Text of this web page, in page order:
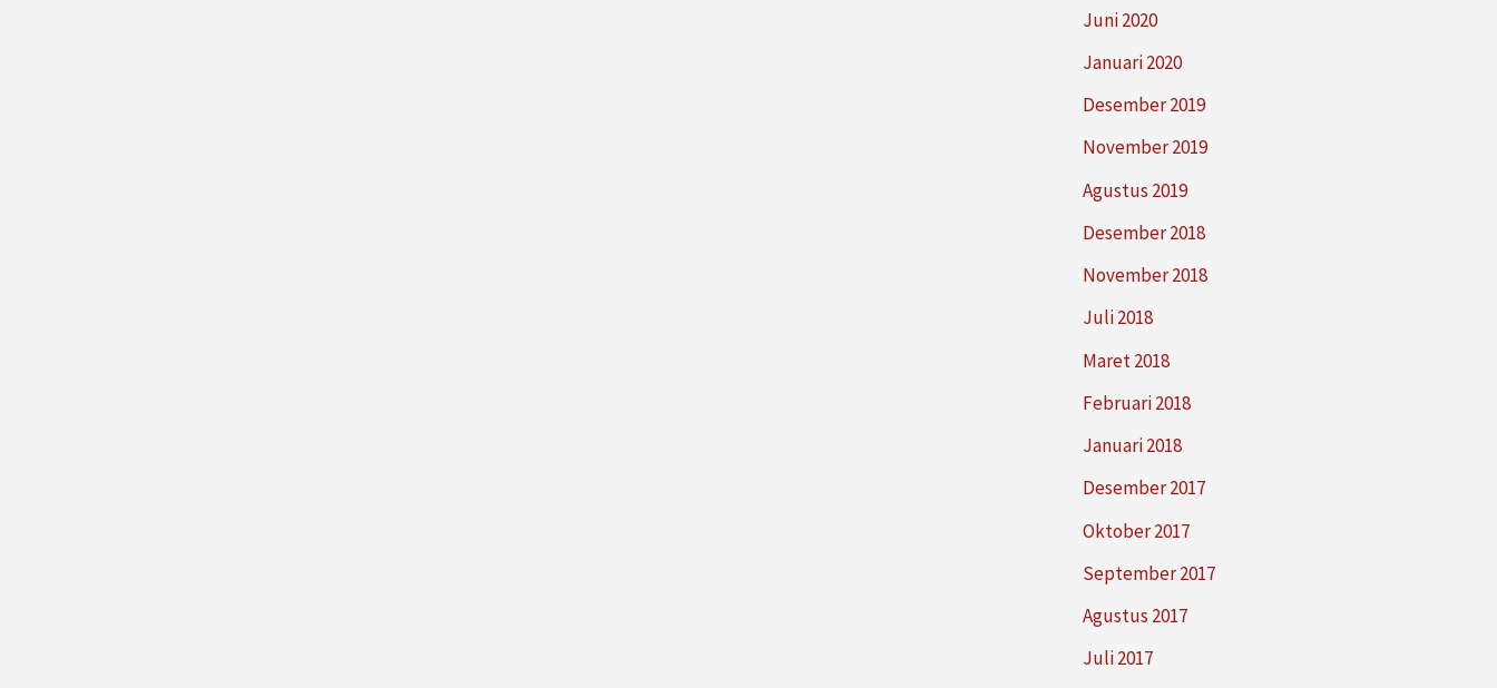
Juni 2020
Januari 2020
Desember 2019
November 2019
Agustus 2019
Desember 2018
November 2018
Juli 2018
Maret 2018
Februari 2018
Januari 2018
Desember 2017
Oktober 2017
September 2017
Agustus 2017
Juli 2017